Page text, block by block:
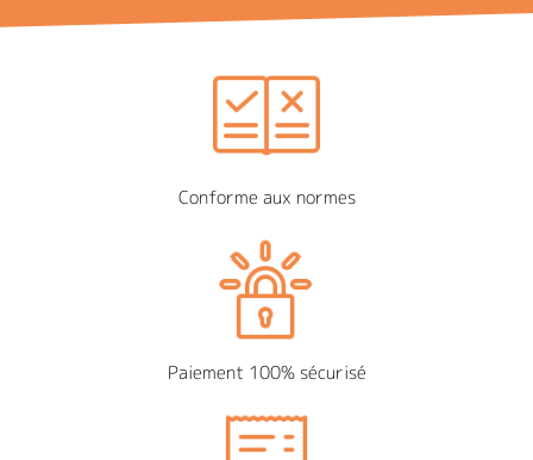
Conforme aux normes
Paiement 100% sécurisé